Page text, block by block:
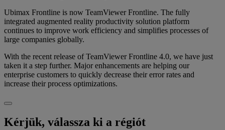
Ubimax Frontline is now TeamViewer Frontline. The fully
integrated augmented reality productivity solution platform
continues to improve work efficiency and simplifies processes of
large companies globally.
With the recent release of TeamViewer Frontline 4.0, we have just
taken it a step further. Major enhancements are helping our
enterprise customers to quickly decrease their error rates and
increase their process optimizations.
Kérjük, válassza ki a régiót